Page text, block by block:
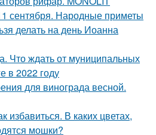
сентября. Народные приметы
делать на день Иоанна
Что ждать от муниципальных
в 2022 году
для винограда весной.
избавиться. В каких цветах,
мошки?